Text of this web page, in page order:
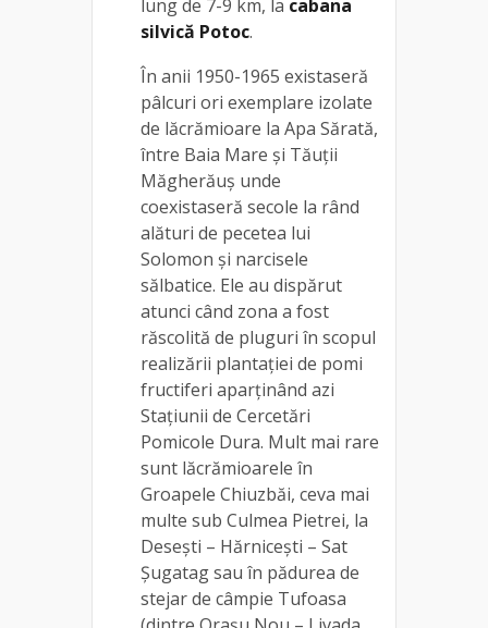
lung de 7-9 km, la cabana
silvică Potoc.
În anii 1950-1965 existaseră
pâlcuri ori exemplare izolate
de lăcrămioare la Apa Sărată,
între Baia Mare și Tăuții
Măgherăuș unde
coexistaseră secole la rând
alături de pecetea lui
Solomon şi narcisele
sălbatice. Ele au dispărut
atunci când zona a fost
răscolită de pluguri în scopul
realizării plantaţiei de pomi
fructiferi aparținând azi
Staţiunii de Cercetări
Pomicole Dura. Mult mai rare
sunt lăcrămioarele în
Groapele Chiuzbăi, ceva mai
multe sub Culmea Pietrei, la
Deseşti – Hărniceşti – Sat
Şugatag sau în pădurea de
stejar de câmpie Tufoasa